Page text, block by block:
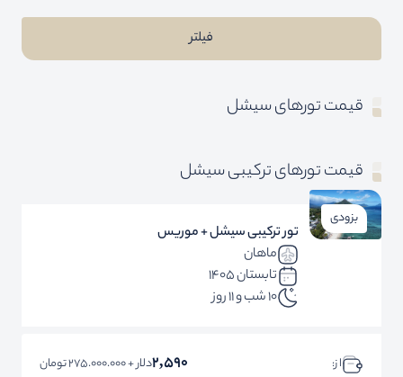
فیلتر
قیمت تورهای سیشل
قیمت تورهای ترکیبی سیشل
بزودی
تور ترکیبی سیشل + موریس
ماهان
تابستان 1405
10 شب و 11 روز
ا ز: 2,590دلار + 275.000.000 تومان